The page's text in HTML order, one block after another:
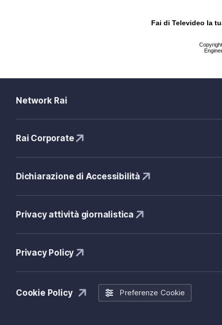
Fai di Televideo la